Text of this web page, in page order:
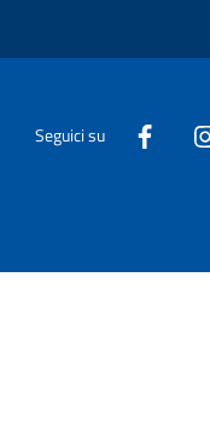
Seguici su